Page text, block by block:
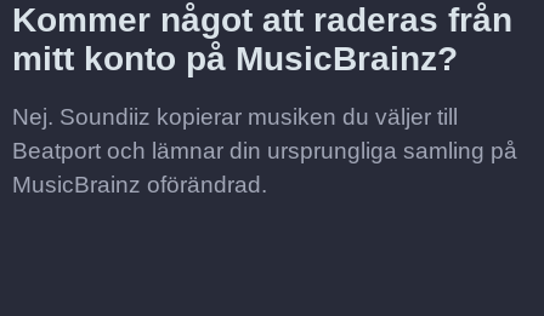
Kommer något att raderas från
mitt konto på MusicBrainz?
Nej. Soundiiz kopierar musiken du väljer till
Beatport och lämnar din ursprungliga samling på
MusicBrainz oförändrad.